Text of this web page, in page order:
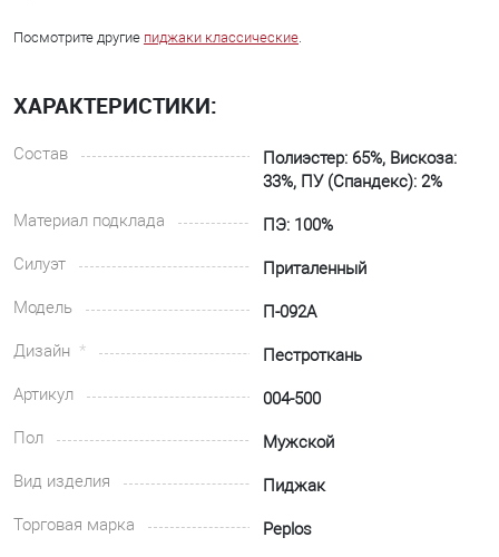
Посмотрите другие пиджаки классические.
ХАРАКТЕРИСТИКИ:
Состав
Полиэстер: 65%, Вискоза:
33%, ПУ (Спандекс): 2%
Материал подклада
ПЭ: 100%
Силуэт
Приталенный
Модель
П-092А
Дизайн
Пестроткань
Артикул
004-500
Пол
Мужской
Вид изделия
Пиджак
Торговая марка
Peplos